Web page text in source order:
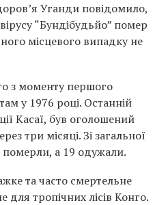
Уганди повідомило,
“Бундібудьйо” помер
місцевого випадку не
з моменту першого
у 1976 році. Останній
Касаї, був оголошений
три місяці. Зі загальної
померли, а 19 одужали.
та часто смертельне
для тропічних лісів Конго.